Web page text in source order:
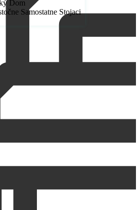
Dom
Samostatne Stojaci